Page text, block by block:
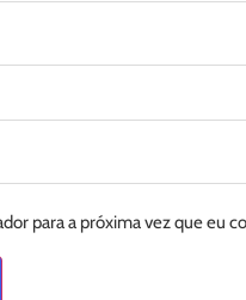
para a próxima vez que eu